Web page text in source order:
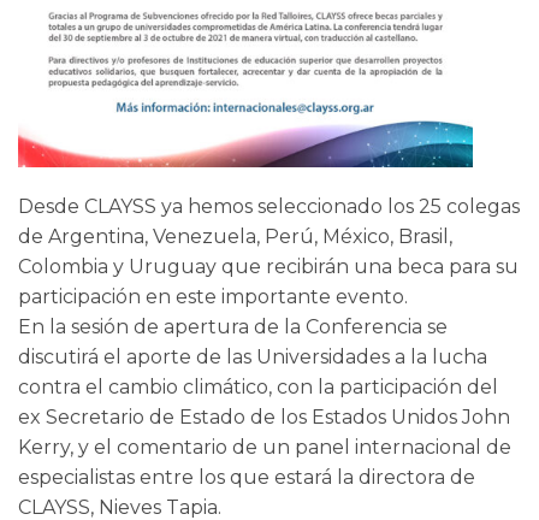
Desde CLAYSS ya hemos seleccionado los 25 colegas
de Argentina, Venezuela, Perú, México, Brasil,
Colombia y Uruguay que recibirán una beca para su
participación en este importante evento.
En la sesión de apertura de la Conferencia se
discutirá el aporte de las Universidades a la lucha
contra el cambio climático, con la participación del
ex Secretario de Estado de los Estados Unidos John
Kerry, y el comentario de un panel internacional de
especialistas entre los que estará la directora de
CLAYSS, Nieves Tapia.